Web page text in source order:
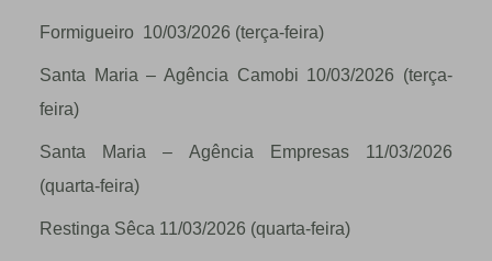
Formigueiro 10/03/2026 (terça-feira)
Santa Maria – Agência Camobi 10/03/2026 (terça-
feira)
Santa Maria – Agência Empresas 11/03/2026
(quarta-feira)
Restinga Sêca 11/03/2026 (quarta-feira)